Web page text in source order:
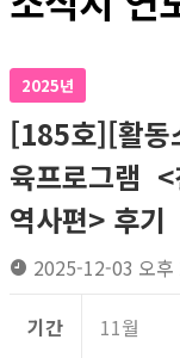
2025년
[185호][활동
육프로그램
역사편> 후기
2025-12-03 오후
기간 11월